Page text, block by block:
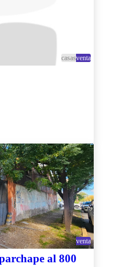
casasventa
venta
al 800